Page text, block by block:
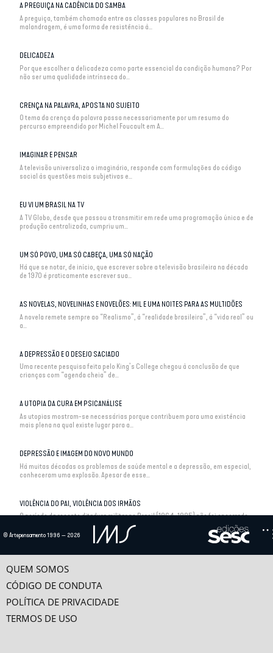
A PREGUIÇA NA CADÊNCIA DO SAMBA
A preguiça, também chamada entre as classes populares no Brasil de
malandragem, é uma forma de resistência à...
DELICADEZA
Por que escolher a delicadeza como parte essencial da condição humana? Por
não ser uma qualidade intrínseca do...
CRENÇA NA PALAVRA, APOSTA NO SUJEITO
O tema da crença da palavra passa necessariamente por um resumo do
percurso empreendido por Michel Foucault em A...
IMAGINAR E PENSAR
A televisão universaliza o imaginário, responde com formulações do código
social às questões mais subjetivas e...
EU VI UM BRASIL NA TV
A TV Globo, desde que passou a transmitir em rede uma programação única e de
produção centralizada, cumpriu um...
UM SÓ POVO, UMA SÓ CABEÇA, UMA SÓ NAÇÃO
Há que se notar, de início, que escrever sobre a televisão brasileira na década
de 1970 é praticamente escrever sua...
AS NOVELAS, NOVELINHAS E NOVELÕES: MIL E UMA NOITES PARA AS MULTIDÕES
A novela remete sempre ao “Realismo”, à “realidade brasileira”, à “vida real” ou
a...
A DEPRESSÃO E O DESEJO SACIADO
Uma recente pesquisa feita pelo King’s College chegou à conclusão de que
crianças com “agenda cheia” de...
A UTOPIA DA CURA EM PSICANÁLISE
As utopias mostram-se necessárias porque contribuem para uma existência
mais plena na qual existe lugar para a...
DEPRESSÃO E IMAGEM DO NOVO MUNDO
Há muitas décadas os problemas de saúde mental e a depressão, em especial,
conheceram uma explosão. Apesar de esse...
VIOLÊNCIA DO PAI, VIOLÊNCIA DOS IRMÃOS
O período da recente ditadura militar no Brasil (1964-1985) não foi encerrado
com estrondo, mas como um suspiro de...
© Artepensamento 1996 — 2026
QUEM SOMOS
CÓDIGO DE CONDUTA
POLÍTICA DE PRIVACIDADE
TERMOS DE USO